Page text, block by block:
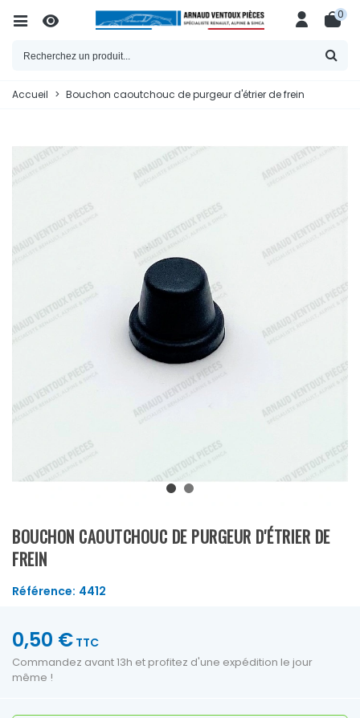
0
Accueil > Bouchon caoutchouc de purgeur d'étrier de frein
BOUCHON CAOUTCHOUC DE PURGEUR D'ÉTRIER DE
FREIN
Référence: 4412
0,50 € TTC
Commandez avant 13h et profitez d'une expédition le jour
même !